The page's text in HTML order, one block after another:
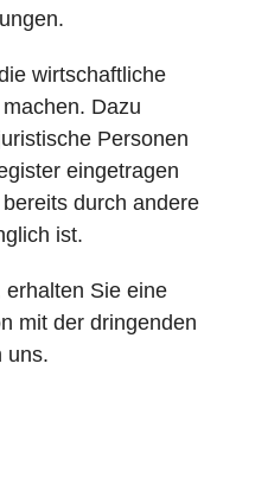
wirtschaftliche
Dazu
Personen
eingetragen
durch andere
ist.
erhalten Sie eine
mit der dringenden
uns.